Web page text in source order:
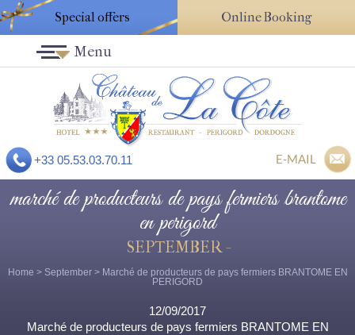
Special offers Online Booking
+33 05.53.03.70.11 E-MAIL
Menu
marché de producteurs de pays fermiers brantome
en perigord
SEPTEMBER -
Home > September> Marché de producteurs de pays fermiers BRANTOME EN
PERIGORD
12/09/2017
Marché de producteurs de pays fermiers BRANTOME EN